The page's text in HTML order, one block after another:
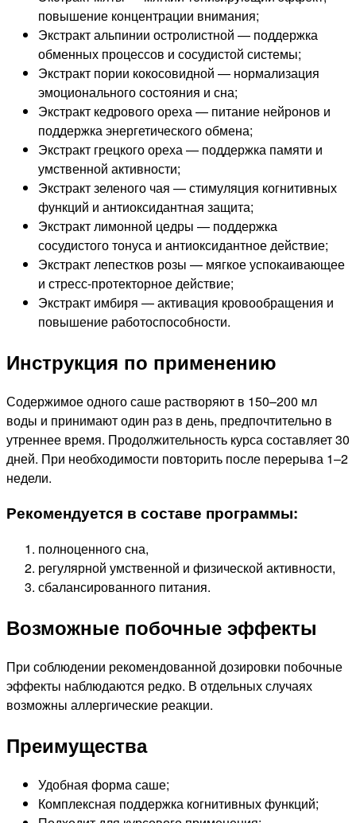
повышение концентрации внимания;
Экстракт альпинии остролистной — поддержка
обменных процессов и сосудистой системы;
Экстракт пории кокосовидной — нормализация
эмоционального состояния и сна;
Экстракт кедрового ореха — питание нейронов и
поддержка энергетического обмена;
Экстракт грецкого ореха — поддержка памяти и
умственной активности;
Экстракт зеленого чая — стимуляция когнитивных
функций и антиоксидантная защита;
Экстракт лимонной цедры — поддержка
сосудистого тонуса и антиоксидантное действие;
Экстракт лепестков розы — мягкое успокаивающее
и стресс-протекторное действие;
Экстракт имбиря — активация кровообращения и
повышение работоспособности.
Инструкция по применению
Содержимое одного саше растворяют в 150–200 мл
воды и принимают один раз в день, предпочтительно в
утреннее время. Продолжительность курса составляет 30
дней. При необходимости повторить после перерыва 1–2
недели.
Рекомендуется в составе программы:
полноценного сна,
регулярной умственной и физической активности,
сбалансированного питания.
Возможные побочные эффекты
При соблюдении рекомендованной дозировки побочные
эффекты наблюдаются редко. В отдельных случаях
возможны аллергические реакции.
Преимущества
Удобная форма саше;
Комплексная поддержка когнитивных функций;